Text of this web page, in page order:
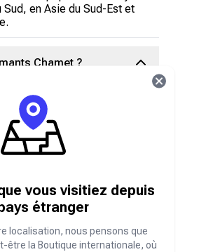
Sud, en Asie du Sud-Est et
Chamet ?
sont la monnaie virtuelle
pour:
aux streamers et aux
premium
spéciales au
ses diamants
vous visitiez depuis
étranger
localisation, nous pensons que
être la Boutique internationale, où